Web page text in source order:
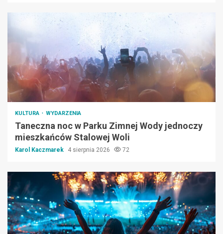
KULTURA WYDARZENIA
Taneczna noc w Parku Zimnej Wody jednoczy
mieszkańców Stalowej Woli
Karol Kaczmarek 4 sierpnia 2026 72